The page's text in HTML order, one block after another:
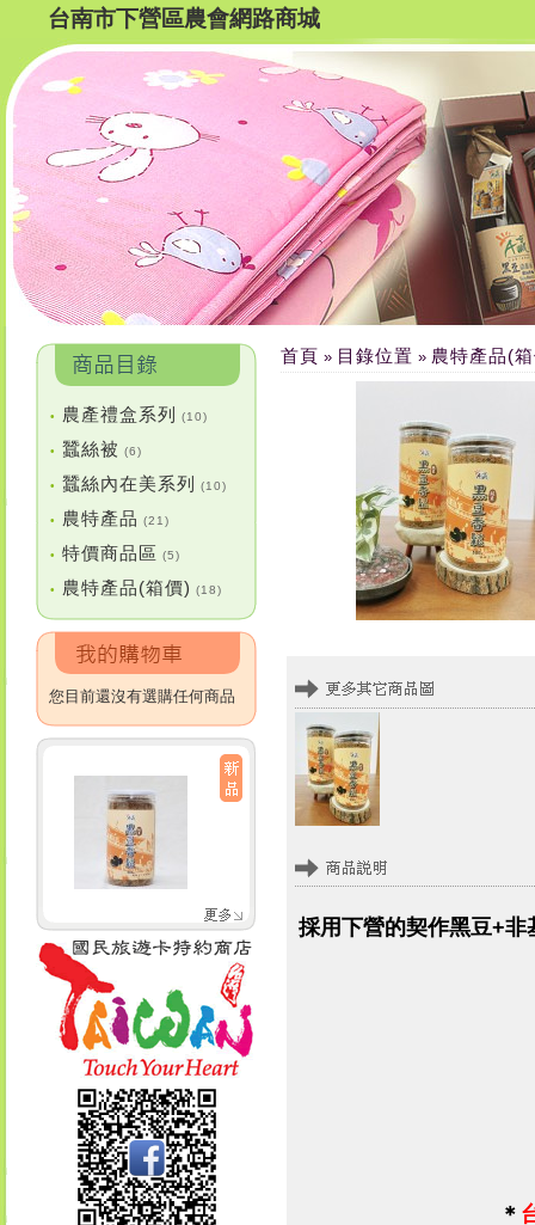
台南市下營區農會網路商城
• 農產禮盒系列 (10)
• 蠶絲被 (6)
• 蠶絲內在美系列 (10)
• 農特產品 (21)
• 特價商品區 (5)
• 農特產品(箱價) (18)
您目前還沒有選購任何商品
首頁 » 目錄位置 » 農特產品(
採用下營的契作黑豆+
＊